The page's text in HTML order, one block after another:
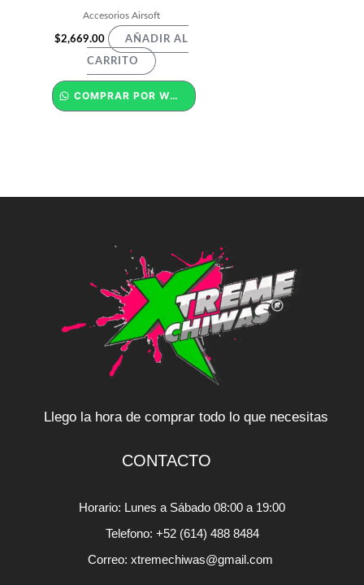
Accesorios Airsoft
$2,669.00 AÑADIR AL
CARRITO
COMPRAR POR WHATSAPP
Llego la hora de comprar todo lo que necesitas
CONTACTO
Horario: Lunes a Sábado 08:00 a 19:00
Telefono: +52 (614) 488 8484
Correo: xtremechiwas@gmail.com